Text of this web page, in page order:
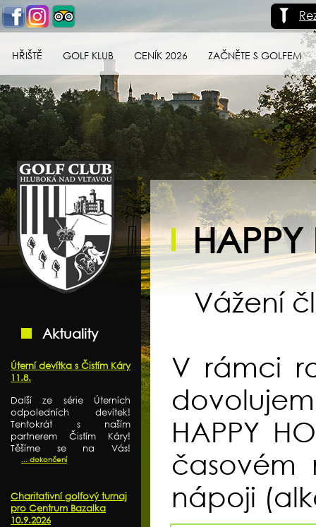
HŘIŠTĚ GOLF KLUB CENÍK 2026 ZAČNĚTE S GOLFEM
Golf klub Hluboká
nad Vltavou
Aktuality
Úterní devítka s Čistím Káry
11.8.
Další ze série Úterních
odpoledních devítek!
Tentokrát s naším
partnerem Čistím Káry!
Těšíme se na Vás!
... dokončení
Charitativní golfový turnaj
pro Centrum Bazalka
10.9.2026
Vážení
V rámci
HAPPY
časovém
nápoji